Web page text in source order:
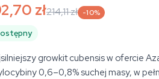
zł214,11 zł -10%
growkit cubensis w ofercie
0,6–0,8% suchej masy, w